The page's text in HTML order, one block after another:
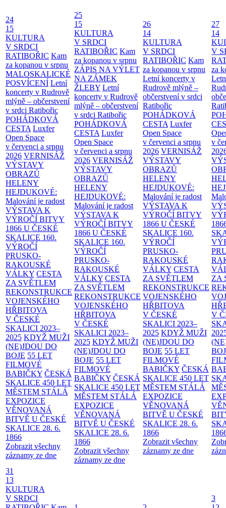
24
15
KULTURA
V SRDCI
RATIBOŘIC Kam
za kopanou v srpnu
MALOSKALICKÉ
POSVÍCENÍ Letní
koncerty v Rudrově
mlýně – občerstvení
v srdci Ratibořic
POHÁDKOVÁ
CESTA Luxfer
Open Space
v červenci a srpnu
2026 VERNISÁŽ
VÝSTAVY
OBRAZŮ
HELENY
HEJDUKOVÉ:
Malování je radost
VÝSTAVA K
VÝROČÍ BITVY
1866 U ČESKÉ
SKALICE 160.
VÝROČÍ
PRUSKO-
RAKOUSKÉ
VÁLKY CESTA
ZA SVĚTLEM
REKONSTRUKCE
VOJENSKÉHO
HŘBITOVA
V ČESKÉ
SKALICI 2023–
2025 KDYŽ MUŽI
(NE)JDOU DO
BOJE 55 LET
FILMOVÉ
BABIČKY ČESKÁ
SKALICE 450 LET
MĚSTEM STÁLÁ
EXPOZICE
VĚNOVANÁ
BITVĚ U ČESKÉ
SKALICE 28. 6.
1866
Zobrazit všechny
záznamy ze dne
25
15
KULTURA
V SRDCI
RATIBOŘIC Kam
za kopanou v srpnu
ZÁPIS NA VÝLET
NA ZÁMEK
ŽLEBY Letní
koncerty v Rudrově
mlýně – občerstvení
v srdci Ratibořic
POHÁDKOVÁ
CESTA Luxfer
Open Space
v červenci a srpnu
2026 VERNISÁŽ
VÝSTAVY
OBRAZŮ
HELENY
HEJDUKOVÉ:
Malování je radost
VÝSTAVA K
VÝROČÍ BITVY
1866 U ČESKÉ
SKALICE 160.
VÝROČÍ
PRUSKO-
RAKOUSKÉ
VÁLKY CESTA
ZA SVĚTLEM
REKONSTRUKCE
VOJENSKÉHO
HŘBITOVA
V ČESKÉ
SKALICI 2023–
2025 KDYŽ MUŽI
(NE)JDOU DO
BOJE 55 LET
FILMOVÉ
BABIČKY ČESKÁ
SKALICE 450 LET
MĚSTEM STÁLÁ
EXPOZICE
VĚNOVANÁ
BITVĚ U ČESKÉ
SKALICE 28. 6.
1866
Zobrazit všechny
záznamy ze dne
26
14
KULTURA
V SRDCI
RATIBOŘIC Kam
za kopanou v srpnu
Letní koncerty v
Rudrově mlýně –
občerstvení v srdci
Ratibořic
POHÁDKOVÁ
CESTA Luxfer
Open Space
v červenci a srpnu
2026 VERNISÁŽ
VÝSTAVY
OBRAZŮ
HELENY
HEJDUKOVÉ:
Malování je radost
VÝSTAVA K
VÝROČÍ BITVY
1866 U ČESKÉ
SKALICE 160.
VÝROČÍ
PRUSKO-
RAKOUSKÉ
VÁLKY CESTA
ZA SVĚTLEM
REKONSTRUKCE
VOJENSKÉHO
HŘBITOVA
V ČESKÉ
SKALICI 2023–
2025 KDYŽ MUŽI
(NE)JDOU DO
BOJE 55 LET
FILMOVÉ
BABIČKY ČESKÁ
SKALICE 450 LET
MĚSTEM STÁLÁ
EXPOZICE
VĚNOVANÁ
BITVĚ U ČESKÉ
SKALICE 28. 6.
1866
Zobrazit všechny
záznamy ze dne
27
14
V
za
v
ZA
V
31
13
KULTURA
V SRDCI
3